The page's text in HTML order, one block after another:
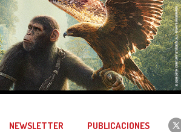
NEWSLETTER PUBLICACIONES